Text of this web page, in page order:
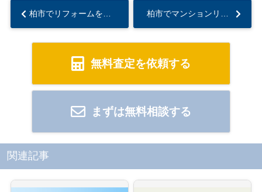
無料査定を依頼する
まずは無料相談する
関連記事